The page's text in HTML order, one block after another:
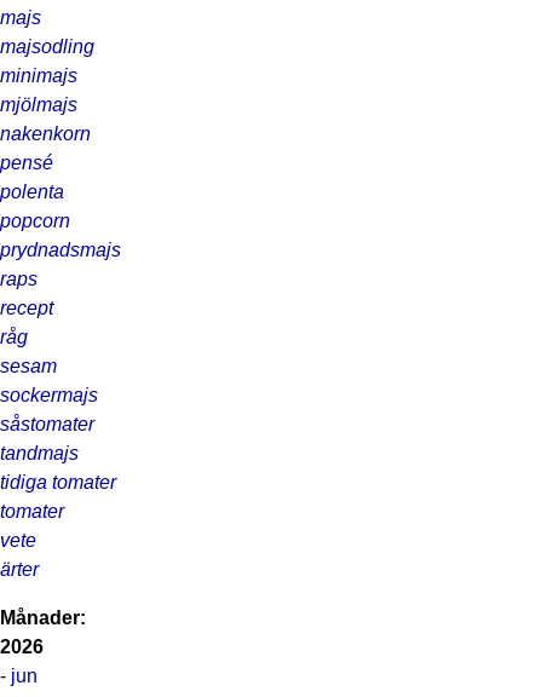
majs
majsodling
minimajs
mjölmajs
nakenkorn
pensé
polenta
popcorn
prydnadsmajs
raps
recept
råg
sesam
sockermajs
såstomater
tandmajs
tidiga tomater
tomater
vete
ärter
Månader:
2026
- jun